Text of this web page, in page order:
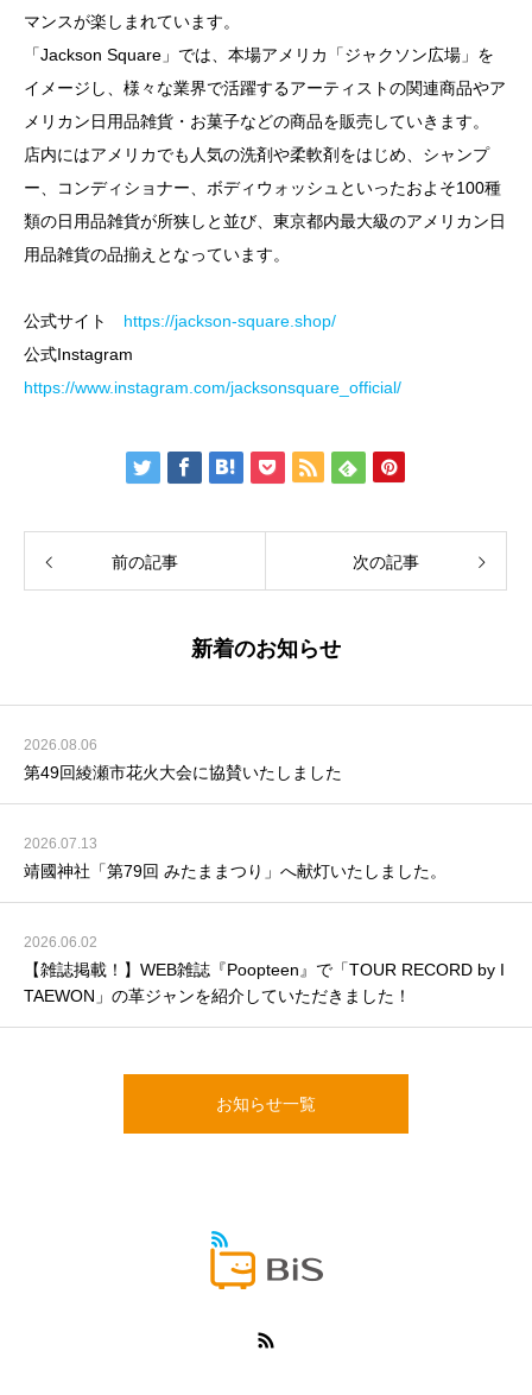
マンスが楽しまれています。
「Jackson Square」では、本場アメリカ「ジャクソン広場」を
イメージし、様々な業界で活躍するアーティストの関連商品やア
メリカン日用品雑貨・お菓子などの商品を販売していきます。
店内にはアメリカでも人気の洗剤や柔軟剤をはじめ、シャンプ
ー、コンディショナー、ボディウォッシュといったおよそ100種
類の日用品雑貨が所狭しと並び、東京都内最大級のアメリカン日
用品雑貨の品揃えとなっています。
公式サイト https://jackson-square.shop/
公式Instagram
https://www.instagram.com/jacksonsquare_official/
前の記事 次の記事
新着のお知らせ
2026.08.06
第49回綾瀬市花火大会に協賛いたしました
2026.07.13
靖國神社「第79回 みたままつり」へ献灯いたしました。
2026.06.02
【雑誌掲載！】WEB雑誌『Poopteen』で「TOUR RECORD by I
TAEWON」の革ジャンを紹介していただきました！
お知らせ一覧